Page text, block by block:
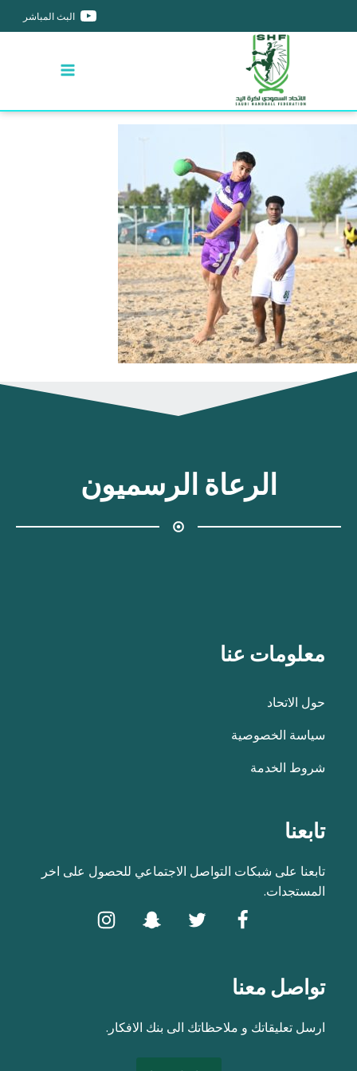
البث المباشر
الرعاة الرسميون
معلومات عنا
حول الاتحاد
سياسة الخصوصية
شروط الخدمة
تابعنا
تابعنا على شبكات التواصل الاجتماعي للحصول على اخر
المستجدات.
تواصل معنا
ارسل تعليقاتك و ملاحظاتك الى بنك الافكار.